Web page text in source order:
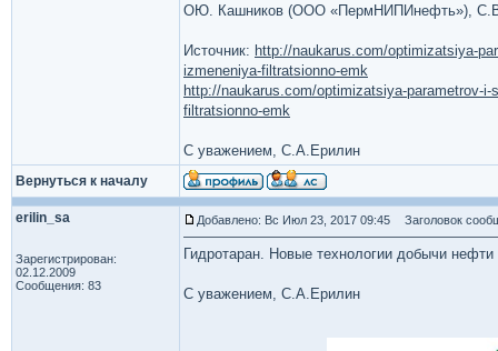
ОЮ. Кашников (ООО «ПермНИПИнефть»), С.В.
Источник: http://naukarus.com/optimizatsiya-
izmeneniya-filtratsionno-emk
http://naukarus.com/optimizatsiya-parametrov-
filtratsionno-emk
С уважением, С.А.Ерилин
Вернуться к началу
erilin_sa
Зарегистрирован:
02.12.2009
Сообщения: 83
Добавлено: Вс Июл 23, 2017 09:45 Заголовок
Гидротаран. Новые технологии добычи нефти
С уважением, С.А.Ерилин